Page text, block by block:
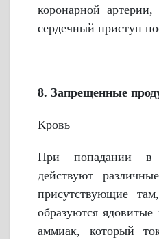
коронарной артерии,
сердечный приступ
8. Запрещенные
Кровь
При попадании в
действуют
присутствующие
образуются
аммиак, который